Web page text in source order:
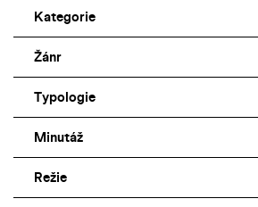
Kategorie
Žánr
Typologie
Minutáž
Režie